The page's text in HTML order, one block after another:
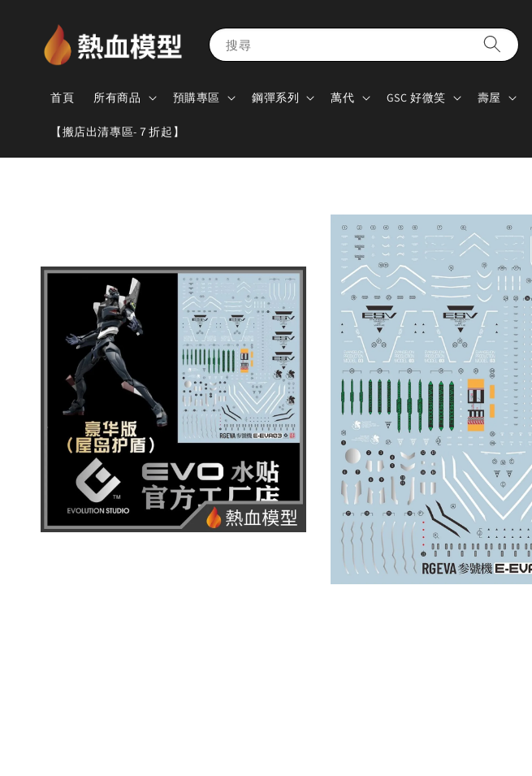
搜尋
首頁 所有商品 預購專區 鋼彈系列 萬代 GSC 好微笑 壽屋
【搬店出清專區-７折起】